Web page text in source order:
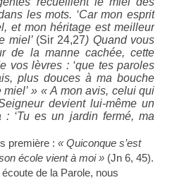
les mots. ‘Car mon esprit
et mon héritage est meilleur
miel’ (Sir 24,27) Quand vous
de la manne cachée, cette
vos lèvres : ‘que tes paroles
plus douces à ma bouche
» « A mon avis, celui qui
devient lui-même un
‘Tu es un jardin fermé, ma
première :« Quiconque s’est
école vient à moi » (Jn 6, 45).
de la Parole, nous